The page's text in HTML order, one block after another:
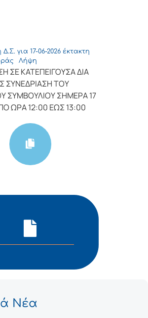
για 17-06-2026 έκτακτη
Λήψη
ΣΕ ΚΑΤΕΠΕΙΓΟΥΣΑ ΔΙΑ
ΣΥΝΕΔΡΙΑΣΗ ΤΟΥ
ΣΥΜΒΟΥΛΙΟΥ ΣΗΜΕΡΑ 17
ΩΡΑ 12:00 ΕΩΣ 13:00
Νέα